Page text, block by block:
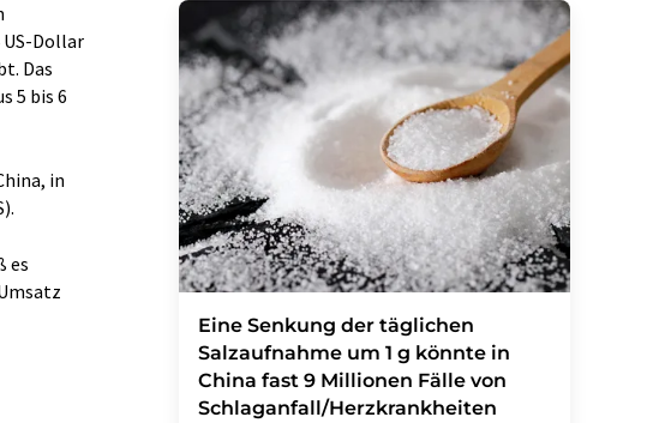
US-Dollar
Das
5 bis 6
in
es
Eine Senkung der täglichen
Salzaufnahme um 1 g könnte in
China fast 9 Millionen Fälle von
Schlaganfall/Herzkrankheiten